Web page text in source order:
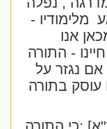
מלימודיו -
אנו
- התורה
נגזר על
בתורה